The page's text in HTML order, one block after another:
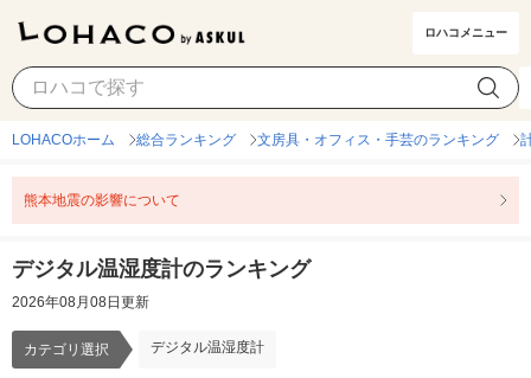
ロハコメニュー
デジタル温湿度計 カテゴリ選択
LOHACOホーム 総合ランキング 文房具・オフィス・手芸のランキング
熊本地震の影響について
デジタル温湿度計のランキング
2026年08月08日更新
カテゴリ選択 デジタル温湿度計